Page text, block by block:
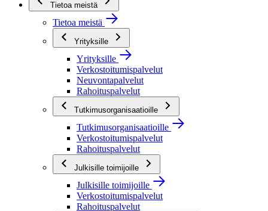
Tietoa meistä
Tietoa meistä
Yrityksille
Yrityksille
Verkostoitumispalvelut
Neuvontapalvelut
Rahoituspalvelut
Tutkimusorganisaatioille
Tutkimusorganisaatioille
Verkostoitumispalvelut
Rahoituspalvelut
Julkisille toimijoille
Julkisille toimijoille
Verkostoitumispalvelut
Rahoituspalvelut